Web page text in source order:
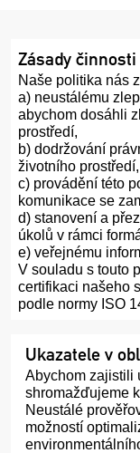
Zásady činnosti
Naše politika nás
a) neustálému
abychom dosáhli
prostředí,
b) dodržování
životního prostředí,
c) provádění této
komunikace se
d) stanovení a
úkolů v rámci
e) veřejnému
V souladu s touto
certifikaci našeho
podle normy ISO
Ukazatele v
Abychom zajistili
shromažďujeme
Neustálé
možností